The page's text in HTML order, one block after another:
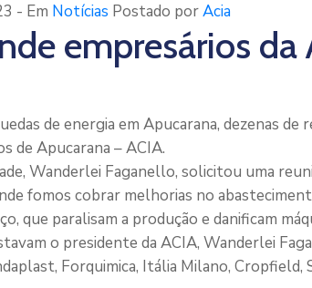
- Em Notícias Postado porAcia
empresários da
de energia em Apucarana, dezenas de
de Apucarana – ACIA.
Wanderlei Faganello, solicitou uma
fomos cobrar melhorias no
que paralisam a produção e danificam
o presidente da ACIA, Wanderlei
Forquimica, Itália Milano,